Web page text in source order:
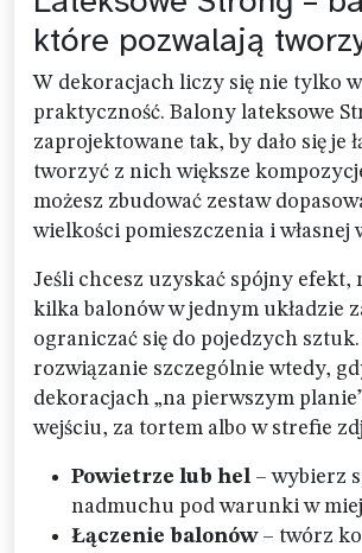
które pozwalają
W dekoracjach liczy się nie tylko
praktyczność. Balony lateksowe
zaprojektowane tak, by dało się je
tworzyć z nich większe
możesz zbudować zestaw
wielkości pomieszczenia i własnej
Jeśli chcesz uzyskać spójny efekt,
kilka balonów w jednym układzie
ograniczać się do pojedzych
rozwiązanie szczególnie wtedy,
dekoracjach „na pierwszym
wejściu, za tortem albo w strefie
Powietrze lub hel– wybierz
nadmuchu pod warunki w
Łączenie balonów– twórz